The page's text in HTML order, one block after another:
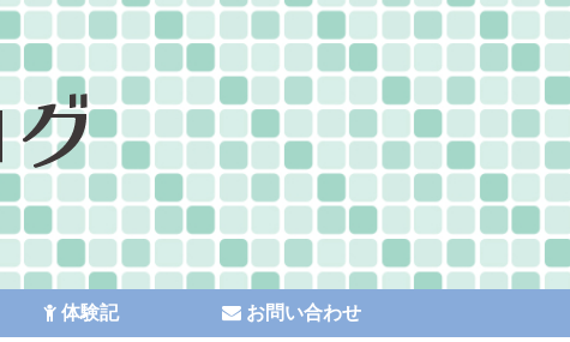
体験記 お問い合わせ